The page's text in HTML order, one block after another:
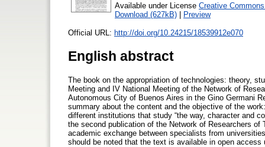
Available under License Creative
Download (627kB) | Preview
Official URL: http://doi.org/10.24215/18539912e070
English abstract
The book on the appropriation of technologies: theory,
Meeting and IV National Meeting of the Network of
Autonomous City of Buenos Aires in the Gino Germani
summary about the content and the objective of the
different institutions that study “the way, character and
the second publication of the Network of Researchers
academic exchange between specialists from
should be noted that the text is available in open